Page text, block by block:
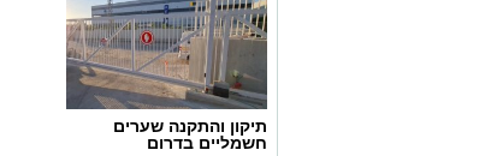
תיקון והתקנה שערים
חשמליים בדרום